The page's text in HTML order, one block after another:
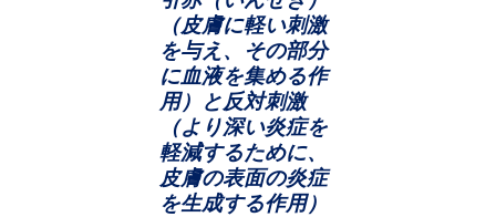
（皮膚に軽い刺激
を与え、その部分
に血液を集める作
用）と反対刺激
（より深い炎症を
軽減するために、
皮膚の表面の炎症
を生成する作用）